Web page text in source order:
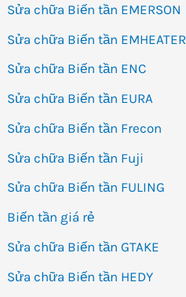
Sửa chữa Biến tần EMERSON
Sửa chữa Biến tần EMHEATER
Sửa chữa Biến tần ENC
Sửa chữa Biến tần EURA
Sửa chữa Biến tần Frecon
Sửa chữa Biến tần Fuji
Sửa chữa Biến tần FULING
Biến tần giá rẻ
Sửa chữa Biến tần GTAKE
Sửa chữa Biến tần HEDY